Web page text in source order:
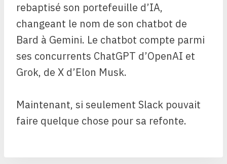
rebaptisé son portefeuille d’IA,
changeant le nom de son chatbot de
Bard à Gemini. Le chatbot compte parmi
ses concurrents ChatGPT d’OpenAI et
Grok, de X d’Elon Musk.
Maintenant, si seulement Slack pouvait
faire quelque chose pour sa refonte.